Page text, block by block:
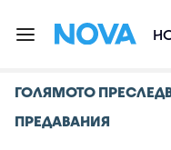
ГОЛЯМОТО
ПРЕДАВАНИЯ